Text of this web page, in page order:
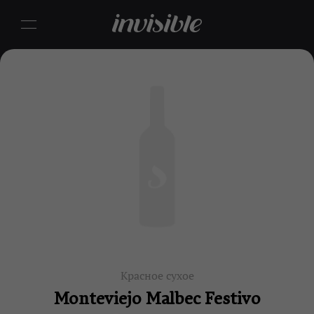
Красное сухое
Monteviejo Malbec Festivo